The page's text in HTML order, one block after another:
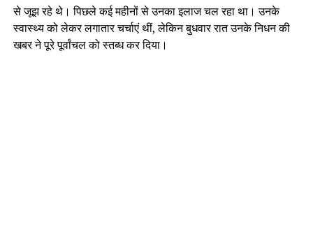
से जूझ रहे थे। पिछले कई महीनों से उनका इलाज चल रहा था। उनके
स्वास्थ्य को लेकर लगातार चर्चाएं थीं, लेकिन बुधवार रात उनके निधन की
खबर ने पूरे पूर्वांचल को स्तब्ध कर दिया।